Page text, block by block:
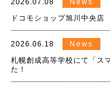
2026.07.08
News
ドコモショップ旭川中央
2026.06.18
News
札幌創成高等学校にて「ス
た！